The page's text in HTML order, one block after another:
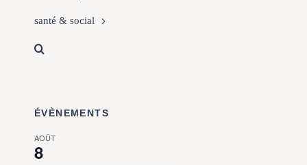
santé & social
ÉVÈNEMENTS
AOÛT
8